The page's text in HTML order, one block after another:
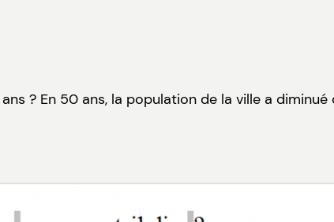
? En 50 ans, la population de la ville a